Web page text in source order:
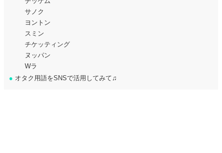
サノク
ヨントン
スミン
チケッティング
ヌッパン
Wラ
● オタク用語をSNSで活用してみて♫